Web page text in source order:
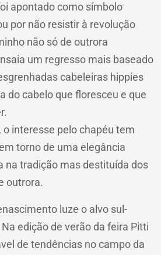
apontado como símbolo
por não resistir à revolução
não só de outrora
um regresso mais baseado
cabeleiras hippies
do cabelo que floresceu e que
interesse pelo chapéu tem
torno de uma elegância
na tradição mas destituída dos
outrora.
luze o alvo sul-
edição de verão da feira Pitti
de tendências no campo da